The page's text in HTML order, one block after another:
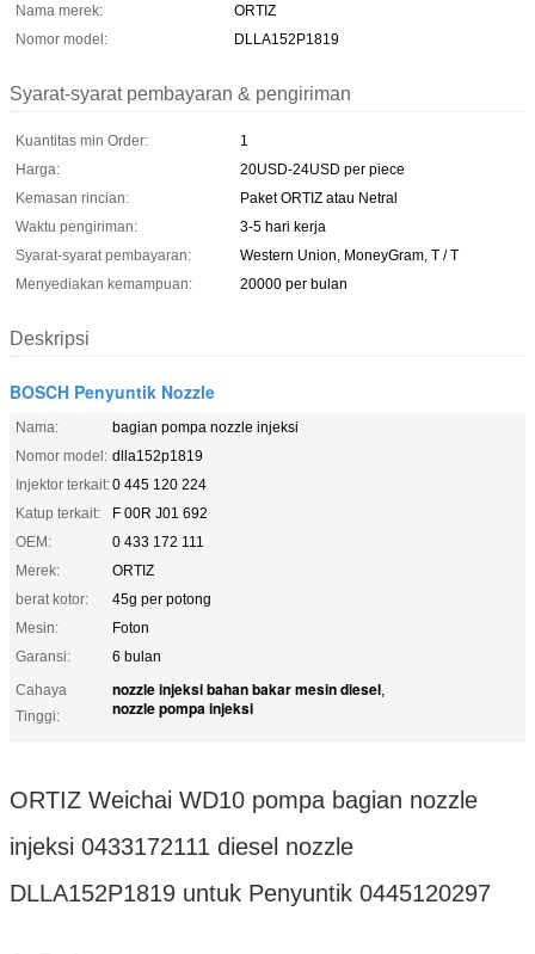
Nama merek:
ORTIZ
Nomor model:
DLLA152P1819
Syarat-syarat pembayaran & pengiriman
Kuantitas min Order:
1
Harga:
20USD-24USD per piece
Kemasan rincian:
Paket ORTIZ atau Netral
Waktu pengiriman:
3-5 hari kerja
Syarat-syarat pembayaran:
Western Union, MoneyGram, T / T
Menyediakan kemampuan:
20000 per bulan
Deskripsi
BOSCH Penyuntik Nozzle
Nama:
bagian pompa nozzle injeksi
Nomor model: dlla152p1819
Injektor terkait:0 445 120 224
Katup terkait:
F 00R J01 692
OEM:
0 433 172 111
Merek:
ORTIZ
berat kotor:
45g per potong
Mesin:
Foton
Garansi:
6 bulan
Cahaya
Tinggi:
nozzle injeksi bahan bakar mesin diesel,
nozzle pompa injeksi
ORTIZ Weichai WD10 pompa bagian nozzle
injeksi 0433172111 diesel nozzle
DLLA152P1819 untuk Penyuntik 0445120297